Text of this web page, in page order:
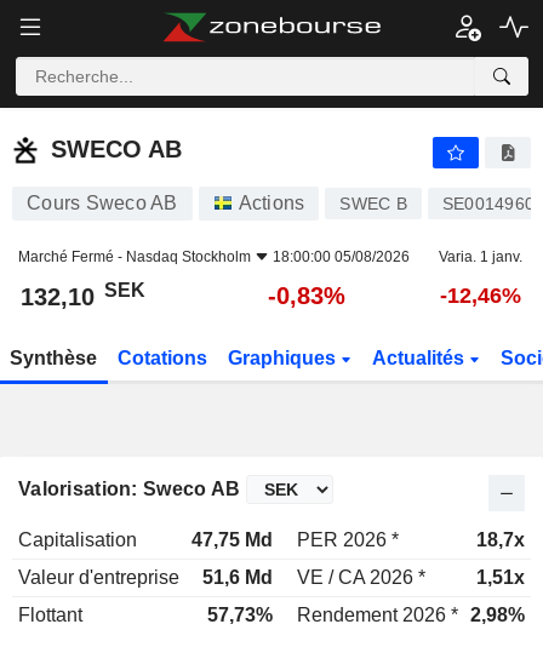
SWECO AB
SWECO AB
Cours Sweco AB Actions SWEC B
Marché Fermé - Nasdaq Stockholm 18:00:00 05/08/2026 Varia. 1 janv.
132,10 SEK -0,83% -12,46%
Synthèse Cotations Graphiques Actualités
Valorisation: Sweco AB
Capitalisation 47,75 Md PER 2026 *
18,7x
Valeur d'entreprise
51,6 Md VE / CA 2026 *
1,51x
Flottant
57,73% Rendement 2026 * 2,98%